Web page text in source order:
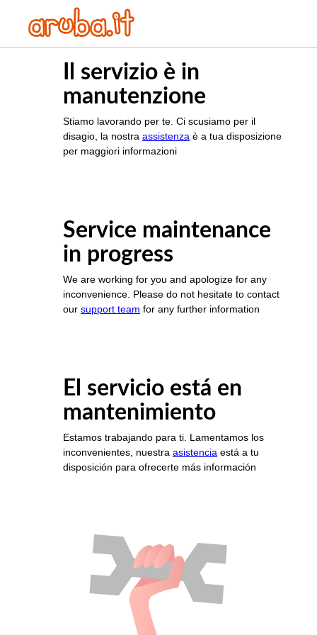
Il servizio è in
manutenzione
Stiamo lavorando per te. Ci scusiamo per il
disagio, la nostra assistenza è a tua disposizione
per maggiori informazioni
Service maintenance
in progress
We are working for you and apologize for any
inconvenience. Please do not hesitate to contact
our support team for any further information
El servicio está en
mantenimiento
Estamos trabajando para ti. Lamentamos los
inconvenientes, nuestra asistencia está a tu
disposición para ofrecerte más información